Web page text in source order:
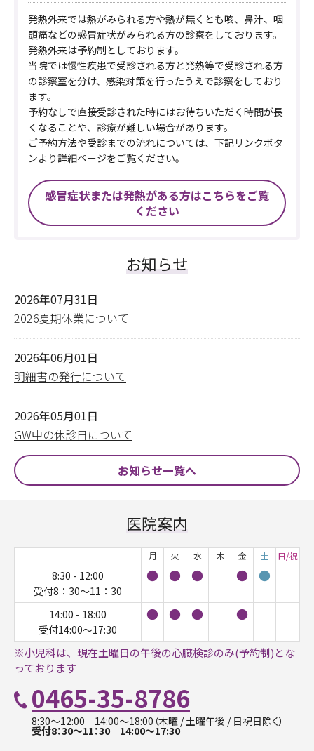
発熱外来では熱がみられる方や熱が無くとも咳、鼻汁、咽
頭痛などの感冒症状がみられる方の診察をしております。
発熱外来は予約制としております。
当院では慢性疾患で受診される方と発熱等で受診される方
の診察室を分け、感染対策を行ったうえで診察をしており
ます。
予約なしで直接受診された時にはお待ちいただく時間が長
くなることや、診療が難しい場合があります。
ご予約方法や受診までの流れについては、下記リンクボタ
ンより詳細ページをご覧ください。
感冒症状または発熱がある方はこちらをご覧
ください
お知らせ
2026年07月31日
2026夏期休業について
2026年06月01日
明細書の発行について
2026年05月01日
GW中の休診日について
お知らせ一覧へ
医院案内
月 火 水 木 金 土 日/祝
8:30 - 12:00
受付8：30～11：30
● ● ● ● ●
14:00 - 18:00
受付14:00～17:30
● ● ● ●
※小児科は、現在土曜日の午後の心臓検診のみ(予約制)とな
っております
0465-35-8786
8:30〜12:00 14:00〜18:00（木曜 / 土曜午後 / 日祝日除く）
受付8：30～11：30 14:00～17:30